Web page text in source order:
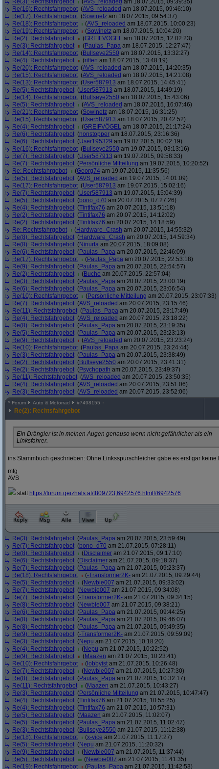
Re(3): Rechtsfahrgebot
(AVS_reloaded am 18.07.2015, 09:39:35)
Re(16): Rechtsfahrgebot (AVS_reloaded am 18.07.2015, 09:46:10)
Re(17): Rechtsfahrgebot (Sowinetz am 18.07.2015, 09:54:37)
Re(18): Rechtsfahrgebot
(AVS_reloaded am 18.07.2015, 10:00:23)
Re(19): Rechtsfahrgebot
(Sowinetz am 18.07.2015, 10:04:20)
Re(2): Rechtsfahrgebot
(GREIFVÖGEL am 18.07.2015, 12:02:23)
Re(3): Rechtsfahrgebot
(Paulas_Papa am 18.07.2015, 12:27:47)
Re(14): Rechtsfahrgebot (Bullseye2550 am 18.07.2015, 13:32:27)
Re(4): Rechtsfahrgebot
(riften am 18.07.2015, 13:48:19)
Re(20): Rechtsfahrgebot (AVS_reloaded am 18.07.2015, 14:20:35)
Re(15): Rechtsfahrgebot (AVS_reloaded am 18.07.2015, 14:21:08)
Re(13): Rechtsfahrgebot (User587913 am 18.07.2015, 14:45:41)
Re(5): Rechtsfahrgebot (User587913 am 18.07.2015, 14:49:19)
Re(14): Rechtsfahrgebot (Bullseye2550 am 18.07.2015, 15:43:06)
Re(5): Rechtsfahrgebot
(AVS_reloaded am 18.07.2015, 16:07:46)
Re(21): Rechtsfahrgebot (Sowinetz am 18.07.2015, 16:31:25)
Re(15): Rechtsfahrgebot (User587913 am 18.07.2015, 20:42:52)
Re(4): Rechtsfahrgebot
(GREIFVÖGEL am 18.07.2015, 21:17:24)
Re(6): Rechtsfahrgebot (nonstopper am 18.07.2015, 23:16:36)
Re(6): Rechtsfahrgebot (User195329 am 19.07.2015, 00:02:19)
Re(16): Rechtsfahrgebot (Bullseye2550 am 19.07.2015, 03:13:16)
Re(7): Rechtsfahrgebot (User587913 am 19.07.2015, 09:58:33)
Re(7): Rechtsfahrgebot (Persönliche Mitteilung am 19.07.2015, 10:20:52)
Re: Rechtsfahrgebot
(Georg74 am 19.07.2015, 11:35:56)
Re(5): Rechtsfahrgebot (AVS_reloaded am 19.07.2015, 14:01:09)
Re(17): Rechtsfahrgebot (User587913 am 19.07.2015, 15:02:16)
Re(7): Rechtsfahrgebot (User587913 am 19.07.2015, 15:04:39)
Re(5): Rechtsfahrgebot (bono_d70 am 20.07.2015, 07:27:26)
Re(4): Rechtsfahrgebot (Tintifax76 am 20.07.2015, 13:51:18)
Re(2): Rechtsfahrgebot (Tintifax76 am 20.07.2015, 14:12:02)
Re(2): Rechtsfahrgebot (Tintifax76 am 20.07.2015, 14:18:59)
Re: Rechtsfahrgebot
(Hardware_Crash am 20.07.2015, 14:55:32)
Re(8): Rechtsfahrgebot (Hardware_Crash am 20.07.2015, 14:59:34)
Re(8): Rechtsfahrgebot (Ninurta am 20.07.2015, 18:09:08)
Re(6): Rechtsfahrgebot (Paulas_Papa am 20.07.2015, 22:46:09)
Re(17): Rechtsfahrgebot
(Paulas_Papa am 20.07.2015, 22:53:18)
Re(9): Rechtsfahrgebot (Paulas_Papa am 20.07.2015, 22:54:57)
Re(2): Rechtsfahrgebot
(Bucho am 20.07.2015, 22:57:04)
Re(3): Rechtsfahrgebot (Paulas_Papa am 20.07.2015, 23:00:19)
Re(6): Rechtsfahrgebot (Paulas_Papa am 20.07.2015, 23:06:54)
Re(10): Rechtsfahrgebot
(Persönliche Mitteilung am 20.07.2015, 23:07:33)
Re(7): Rechtsfahrgebot (AVS_reloaded am 20.07.2015, 23:15:46)
Re(11): Rechtsfahrgebot (Paulas_Papa am 20.07.2015, 23:17:49)
Re(4): Rechtsfahrgebot (AVS_reloaded am 20.07.2015, 23:18:22)
Re(8): Rechtsfahrgebot (Paulas_Papa am 20.07.2015, 23:19:35)
Re(5): Rechtsfahrgebot (Paulas_Papa am 20.07.2015, 23:23:13)
Re(9): Rechtsfahrgebot
(AVS_reloaded am 20.07.2015, 23:23:24)
Re(10): Rechtsfahrgebot (Paulas_Papa am 20.07.2015, 23:24:44)
Re(3): Rechtsfahrgebot (Paulas_Papa am 20.07.2015, 23:38:49)
Re(2): Rechtsfahrgebot (Bullseye2550 am 20.07.2015, 23:41:31)
Re(2): Rechtsfahrgebot (Psychopath am 20.07.2015, 23:49:37)
Re(11): Rechtsfahrgebot (AVS_reloaded am 20.07.2015, 23:50:35)
Re(4): Rechtsfahrgebot (AVS_reloaded am 20.07.2015, 23:51:06)
Re(3): Rechtsfahrgebot (AVS_reloaded am 20.07.2015, 23:52:06)
^ Forum Auto & Motorrad #7498155
Re(2): Rechtsfahrgebot
Ein Drängler ist in meinen Augen genauso wenn nicht gefährlicher als ein
Linksfahrer.
ins Stammbuch geschrieben: Ohne Linksspurschleicher gäbe es erst gar keine
mfg
AVS
statt https://forum.geizhals.at/t809723,6942576.html#6942576
Re(3): Rechtsfahrgebot (Paulas_Papa am 20.07.2015, 23:59:49)
Re(7): Rechtsfahrgebot (bono_d70 am 21.07.2015, 07:28:11)
Re(8): Rechtsfahrgebot
(Disclaimer am 21.07.2015, 09:17:10)
Re(6): Rechtsfahrgebot (Disclaimer am 21.07.2015, 09:18:37)
Re(7): Rechtsfahrgebot (Paulas_Papa am 21.07.2015, 09:23:37)
Re(18): Rechtsfahrgebot
(-Transformer2K- am 21.07.2015, 09:29:44)
Re(5): Rechtsfahrgebot
(Newbie007 am 21.07.2015, 09:33:02)
Re(7): Rechtsfahrgebot (Newbie007 am 21.07.2015, 09:34:08)
Re(7): Rechtsfahrgebot (-Transformer2K- am 21.07.2015, 09:34:15)
Re(8): Rechtsfahrgebot (Newbie007 am 21.07.2015, 09:38:21)
Re(6): Rechtsfahrgebot (Paulas_Papa am 21.07.2015, 09:44:25)
Re(8): Rechtsfahrgebot (Paulas_Papa am 21.07.2015, 09:46:07)
Re(8): Rechtsfahrgebot (Paulas_Papa am 21.07.2015, 09:49:35)
Re(9): Rechtsfahrgebot (-Transformer2K- am 21.07.2015, 09:59:09)
Re(3): Rechtsfahrgebot (Nepu am 21.07.2015, 10:18:20)
Re(4): Rechtsfahrgebot
(Nepu am 21.07.2015, 10:22:52)
Re(9): Rechtsfahrgebot
(Maazen am 21.07.2015, 10:23:41)
Re(10): Rechtsfahrgebot
( lobbyist am 21.07.2015, 10:26:48)
Re(7): Rechtsfahrgebot
(Newbie007 am 21.07.2015, 10:27:30)
Re(8): Rechtsfahrgebot (Paulas_Papa am 21.07.2015, 10:32:17)
Re(11): Rechtsfahrgebot
(Maazen am 21.07.2015, 10:43:27)
Re(3): Rechtsfahrgebot (Persönliche Mitteilung am 21.07.2015, 10:47:47)
Re(4): Rechtsfahrgebot (Tintifax76 am 21.07.2015, 10:55:25)
Re(4): Rechtsfahrgebot (Tintifax76 am 21.07.2015, 10:57:31)
Re(5): Rechtsfahrgebot (Maazen am 21.07.2015, 11:02:07)
Re(5): Rechtsfahrgebot (Paulas_Papa am 21.07.2015, 11:02:47)
Re(3): Rechtsfahrgebot (Bullseye2550 am 21.07.2015, 11:12:38)
Re(18): Rechtsfahrgebot
(x-vice am 21.07.2015, 11:17:27)
Re(5): Rechtsfahrgebot (Nepu am 21.07.2015, 11:20:32)
Re(9): Rechtsfahrgebot
(Newbie007 am 21.07.2015, 11:37:44)
Re(5): Rechtsfahrgebot
(Newbie007 am 21.07.2015, 11:41:35)
Re(19): Rechtsfahrgebot
(Paulas_Papa am 21.07.2015, 11:42:53)